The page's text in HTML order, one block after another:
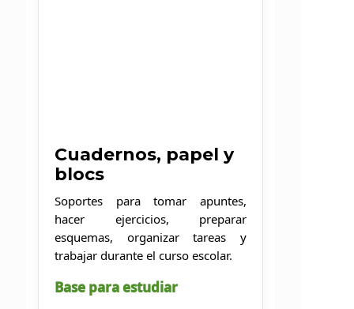
Cuadernos, papel y
blocs
Soportes para tomar apuntes,
hacer ejercicios, preparar
esquemas, organizar tareas y
trabajar durante el curso escolar.
Base para estudiar